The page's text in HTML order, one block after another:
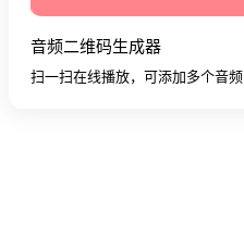
音频二维码生成器
扫一扫在线播放，可添加多个音频